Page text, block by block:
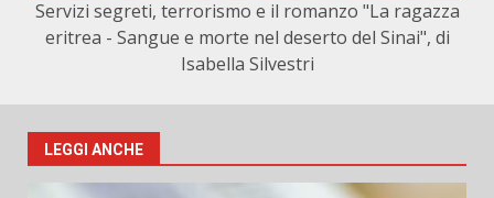
Servizi segreti, terrorismo e il romanzo "La ragazza
eritrea - Sangue e morte nel deserto del Sinai", di
Isabella Silvestri
LEGGI ANCHE